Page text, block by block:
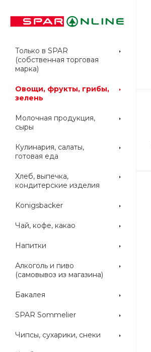
Только в SPAR
(собственная торговая
марка)
Овощи, фрукты, грибы,
зелень
Молочная продукция,
сыры
Кулинария, салаты,
готовая еда
Хлеб, выпечка,
кондитерские изделия
Konigsbacker
Чай, кофе, какао
Напитки
Алкоголь и пиво
(самовывоз из магазина)
Бакалея
SPAR Sommelier
Чипсы, сухарики, снеки